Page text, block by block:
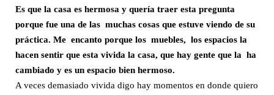
Es que la casa es hermosa y quería traer esta pregunta
porque fue una de las muchas cosas que estuve viendo de su
práctica. Me encanto porque los muebles, los espacios la
hacen sentir que esta vivida la casa, que hay gente que la ha
cambiado y es un espacio bien hermoso.
A veces demasiado vivida digo hay momentos en donde quiero